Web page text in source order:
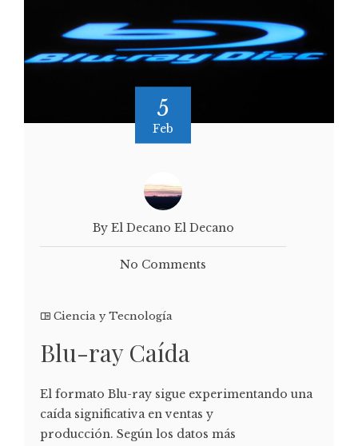
5
Feb
By El Decano El Decano
No Comments
Ciencia y Tecnología
Blu-ray Caída
El formato Blu-ray sigue experimentando una
caída significativa en ventas y
producción. Según los datos más